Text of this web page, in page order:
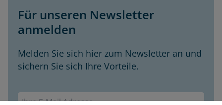
Für unseren Newsletter
anmelden
Melden Sie sich hier zum Newsletter an und
sichern Sie sich Ihre Vorteile.